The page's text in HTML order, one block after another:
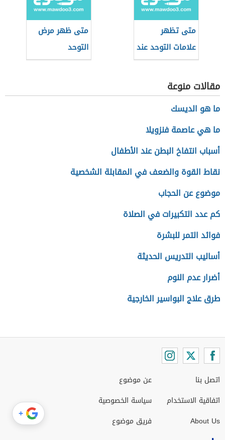
متى تظهر
علامات التوحد عند
الأطفال
متى ظهر مرض
التوحد
مقالات منوعة
ما هو الديسك
ما هي عاصمة فنزويلا
أسباب انتفاخ البطن عند الأطفال
نقاط القوة والضعف في المقابلة الشخصية
موضوع عن الحجاب
كم عدد التكبيرات في الصلاة
فوائد التمر للبشرة
أساليب التدريس الحديثة
أضرار عدم النوم
طرق علاج البواسير الخارجية
اتصل بنا
اتفاقية الاستخدام
About Us
عن موضوع
سياسة الخصوصية
فريق موضوع
+